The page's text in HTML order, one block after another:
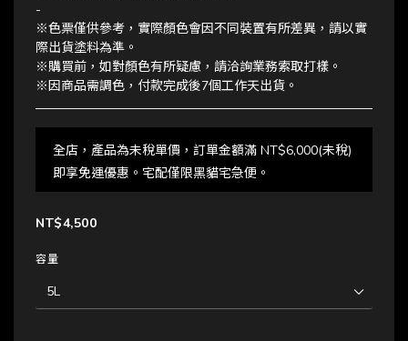
-
※色票僅供參考，實際顏色會因不同裝置有所差異，請以實
際出貨塗料為準。
※購買前，如對顏色有所疑慮，請洽詢業務索取打樣。
※因商品需調色，付款完成後7個工作天出貨。
全店，產品為未稅單價，訂單金額滿 NT$6,000(未稅)
即享免運優惠。宅配僅限黑貓宅急便。
NT$4,500
容量